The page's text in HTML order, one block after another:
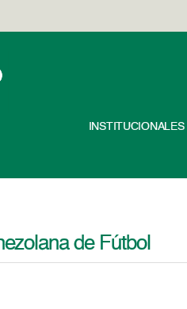
INSTITUCIONALES
de Fútbol